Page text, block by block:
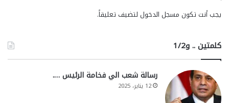
يجب أنت تكون مسجل الدخول لتضيف تعليقاً.
كلمتين .. و1/2
رسالة شعب الي فخامة الرئيس ….
12 يناير، 2025